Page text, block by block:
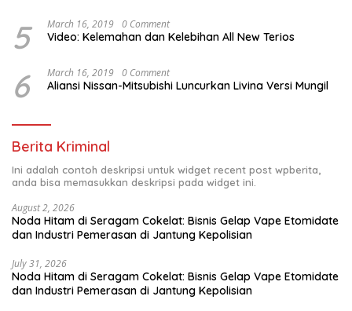
5 March 16, 2019 0 Comment
Video: Kelemahan dan Kelebihan All New Terios
6 March 16, 2019 0 Comment
Aliansi Nissan-Mitsubishi Luncurkan Livina Versi Mungil
Berita Kriminal
Ini adalah contoh deskripsi untuk widget recent post wpberita,
anda bisa memasukkan deskripsi pada widget ini.
August 2, 2026
Noda Hitam di Seragam Cokelat: Bisnis Gelap Vape Etomidate
dan Industri Pemerasan di Jantung Kepolisian
July 31, 2026
Noda Hitam di Seragam Cokelat: Bisnis Gelap Vape Etomidate
dan Industri Pemerasan di Jantung Kepolisian